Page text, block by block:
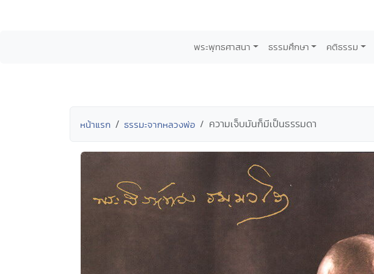
พระพุทธศาสนา ธรรมศึกษา คติธรรม
หน้าแรก ธรรมะจากหลวงพ่อ ความเจ็บมันก็มีเป็นธรรมดา